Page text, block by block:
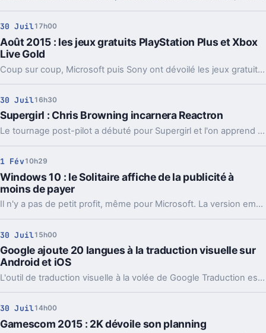
30 Juil17h00
Août 2015 : les jeux gratuits PlayStation Plus et Xbox
Live Gold
Coup sur coup, Microsoft puis Sony ont dévoilé les jeux gratuits qui seront proposés à leurs membres abonnés PlayStation Plus et Xbox Live Gold au mois d'août prochain.
30 Juil16h30
Supergirl : Chris Browning incarnera Reactron
Le tournage post-pilot a débuté pour Supergirl et l'on apprend aujourd'hui que le super vilain Reactron sera incarné par Chris Browning.
1 Fév10h29
Windows 10 : le Solitaire affiche de la publicité à
moins de payer
Il n'y a pas de petit profit, même pour Microsoft. La version embarquée dans Windows 10 du jeu Solitaire affiche de la publicité à moins de passer à la caisse.
30 Juil15h00
Google ajoute 20 langues à la traduction visuelle sur
Android et iOS
L'outil de traduction visuelle à la volée de Google Traduction est désormais compatible avec 27 langues grâce à une mise à jour sur iOS et Android.
30 Juil14h00
Gamescom 2015 : 2K dévoile son planning